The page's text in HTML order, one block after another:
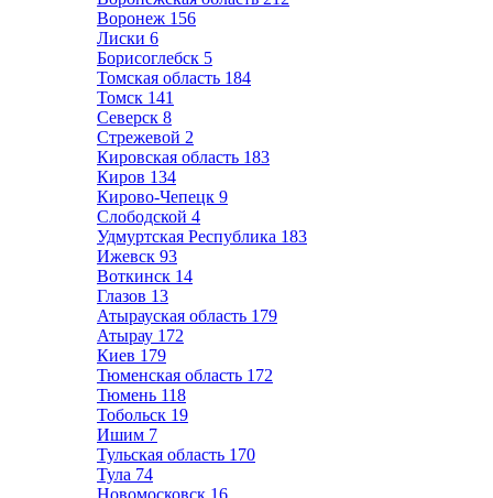
Воронеж 156
Лиски 6
Борисоглебск 5
Томская область 184
Томск 141
Северск 8
Стрежевой 2
Кировская область 183
Киров 134
Кирово-Чепецк 9
Слободской 4
Удмуртская Республика 183
Ижевск 93
Воткинск 14
Глазов 13
Атырауская область 179
Атырау 172
Киев 179
Тюменская область 172
Тюмень 118
Тобольск 19
Ишим 7
Тульская область 170
Тула 74
Новомосковск 16